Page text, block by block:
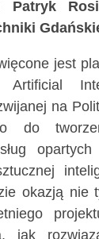
Patryk
jest
Artificial
na
do
okazją nie
jak